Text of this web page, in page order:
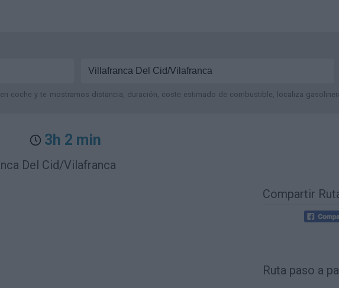
coche y te mostramos distancia, duración, coste estimado de combustible, localiza
3h 2 min
Del Cid/Vilafranca
Compartir
Ruta paso a